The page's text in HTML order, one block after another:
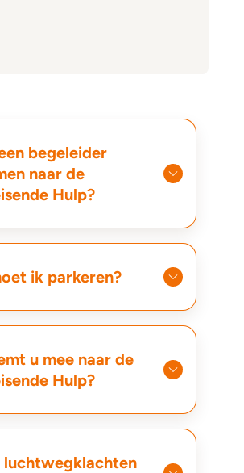
begeleider
naar de
Hulp?
ik parkeren?
u mee naar de
Hulp?
luchtwegklachten